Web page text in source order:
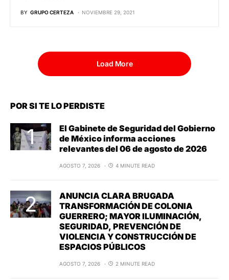
BY GRUPO CERTEZA NOVIEMBRE 29, 2021
Load More
POR SI TE LO PERDISTE
El Gabinete de Seguridad del Gobierno
de México informa acciones
relevantes del 06 de agosto de 2026
AGOSTO 7, 2026 4 MINUTE READ
ANUNCIA CLARA BRUGADA
TRANSFORMACIÓN DE COLONIA
GUERRERO; MAYOR ILUMINACIÓN,
SEGURIDAD, PREVENCIÓN DE
VIOLENCIA Y CONSTRUCCIÓN DE
ESPACIOS PÚBLICOS
AGOSTO 7, 2026 2 MINUTE READ